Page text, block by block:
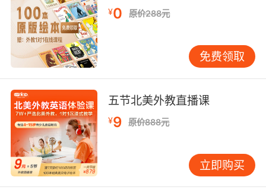
最后是身份信息登记与录入环节，对于一些特殊
旅客或者存在疑问的情况，安检人员会将相关信
息进一步登记到系统中，以便后续查询和追踪。
这就要求安检人员熟练掌握英语输入以及相关系
三、身份验证中的英语交流要点
在英语机场安检模拟的身份验证过程中，英语交
流至关重要。一方面，安检人员需要使用清晰、
简洁且标准的英语指令引导乘客。例如，“Step
forward and present your ID card.”（向前一步
并出示您的身份证）这样的指令要让乘客能够迅
¥0 原价288元
免费领取
五节北美外教直播课
¥9 原价888元
立即购买